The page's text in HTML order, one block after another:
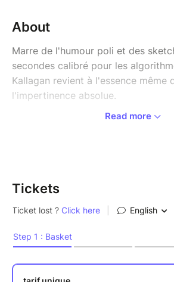
About
Marre de l'humour poli et des
secondes calibré pour les
Kallagan revient à l'essence même
l'impertinence absolue.
une humanité rare.
"Rire de tout, ce n'est pas manquer
on en a plus que besoin !
Read more
Tickets